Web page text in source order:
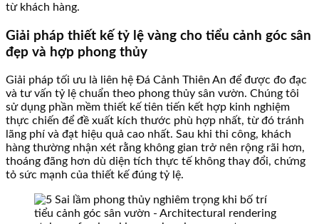
từ khách hàng.
Giải pháp thiết kế tỷ lệ vàng cho tiểu cảnh góc sân
đẹp và hợp phong thủy
Giải pháp tối ưu là liên hệ Đá Cảnh Thiên An để được đo đạc
và tư vấn tỷ lệ chuẩn theo phong thủy sân vườn. Chúng tôi
sử dụng phần mềm thiết kế tiên tiến kết hợp kinh nghiệm
thực chiến để đề xuất kích thước phù hợp nhất, từ đó tránh
lãng phí và đạt hiệu quả cao nhất. Sau khi thi công, khách
hàng thường nhận xét rằng không gian trở nên rộng rãi hơn,
thoáng đãng hơn dù diện tích thực tế không thay đổi, chứng
tỏ sức mạnh của thiết kế đúng tỷ lệ.